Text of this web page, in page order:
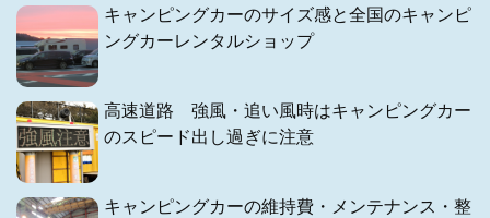
キャンピングカーのサイズ感と全国のキャンピ
ングカーレンタルショップ
高速道路 強風・追い風時はキャンピングカー
のスピード出し過ぎに注意
キャンピングカーの維持費・メンテナンス・整